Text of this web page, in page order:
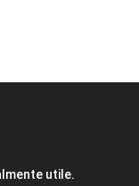
utile.